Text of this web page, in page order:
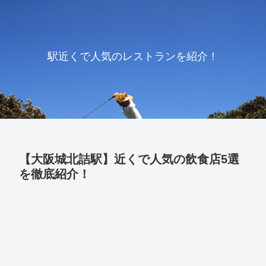
駅近くで人気のレストランを紹介！
【大阪城北詰駅】近くで人気の飲食店5選
を徹底紹介！